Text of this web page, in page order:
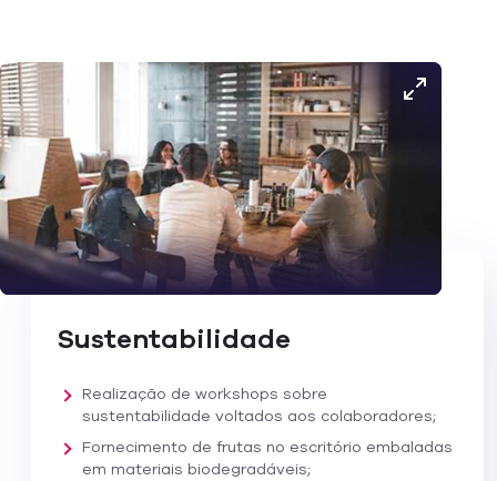
Sustentabilidade
Realização de workshops sobre
sustentabilidade voltados aos colaboradores;
Fornecimento de frutas no escritório embaladas
em materiais biodegradáveis;